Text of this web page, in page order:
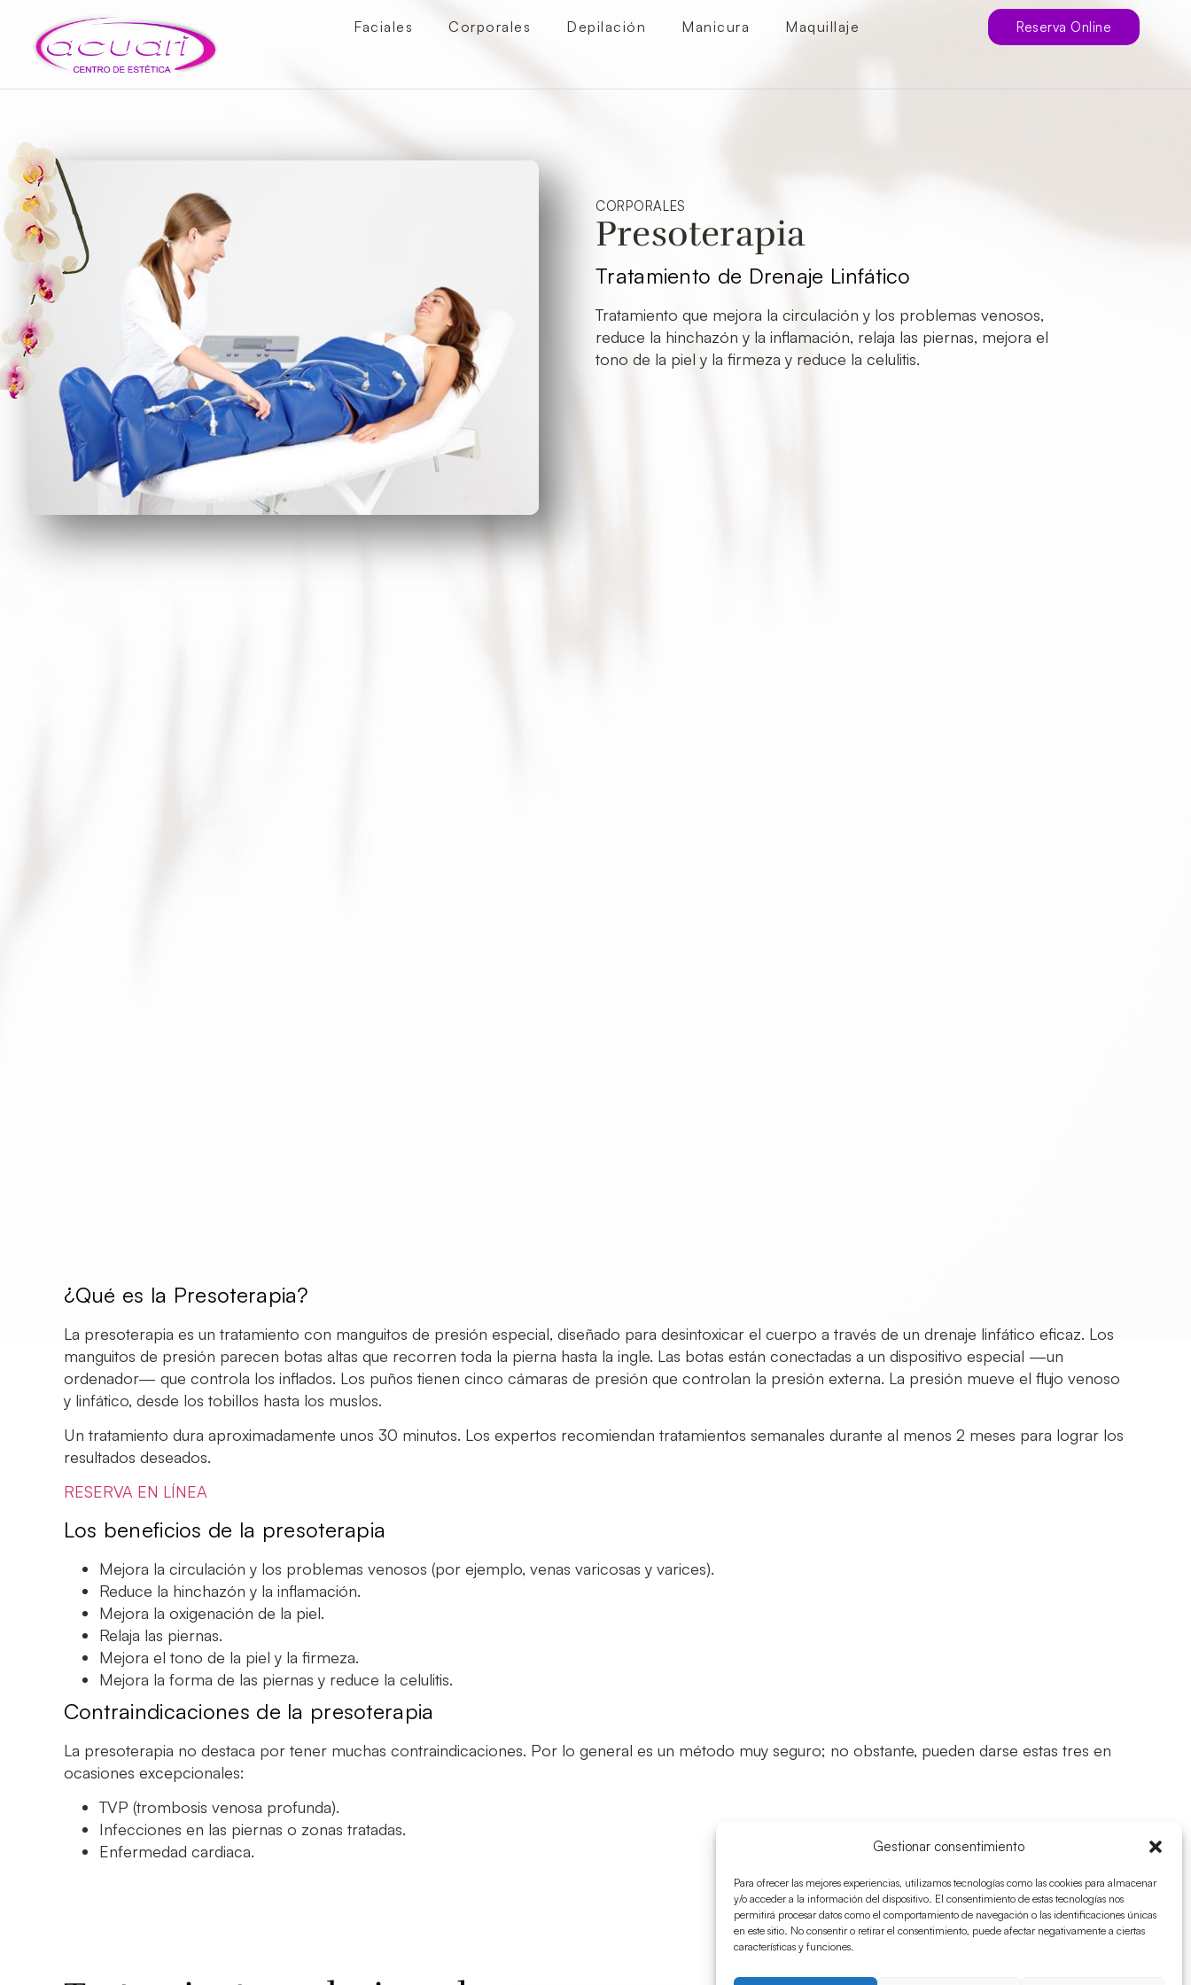
Gestionar consentimiento
Para ofrecer las mejores experiencias, utilizamos tecnologías como las cookies para almacenar
y/o acceder a la información del dispositivo. El consentimiento de estas tecnologías nos
permitirá procesar datos como el comportamiento de navegación o las identificaciones únicas
en este sitio. No consentir o retirar el consentimiento, puede afectar negativamente a ciertas
características y funciones.
Faciales Corporales Depilación Manicura Maquillaje Reserva Online
CORPORALES
Presoterapia
Tratamiento de Drenaje Linfático
Tratamiento que mejora la circulación y los problemas venosos,
reduce la hinchazón y la inflamación, relaja las piernas, mejora el
tono de la piel y la firmeza y reduce la celulitis.
¿Qué es la Presoterapia?
La presoterapia es un tratamiento con manguitos de presión especial, diseñado para desintoxicar el cuerpo a través de un drenaje linfático eficaz. Los
manguitos de presión parecen botas altas que recorren toda la pierna hasta la ingle. Las botas están conectadas a un dispositivo especial —un
ordenador— que controla los inflados. Los puños tienen cinco cámaras de presión que controlan la presión externa. La presión mueve el flujo venoso
y linfático, desde los tobillos hasta los muslos.
Un tratamiento dura aproximadamente unos 30 minutos. Los expertos recomiendan tratamientos semanales durante al menos 2 meses para lograr los
resultados deseados.
RESERVA EN LÍNEA
Los beneficios de la presoterapia
Mejora la circulación y los problemas venosos (por ejemplo, venas varicosas y varices).
Reduce la hinchazón y la inflamación.
Mejora la oxigenación de la piel.
Relaja las piernas.
Mejora el tono de la piel y la firmeza.
Mejora la forma de las piernas y reduce la celulitis.
Contraindicaciones de la presoterapia
La presoterapia no destaca por tener muchas contraindicaciones. Por lo general es un método muy seguro; no obstante, pueden darse estas tres en
ocasiones excepcionales:
TVP (trombosis venosa profunda).
Infecciones en las piernas o zonas tratadas.
Enfermedad cardiaca.